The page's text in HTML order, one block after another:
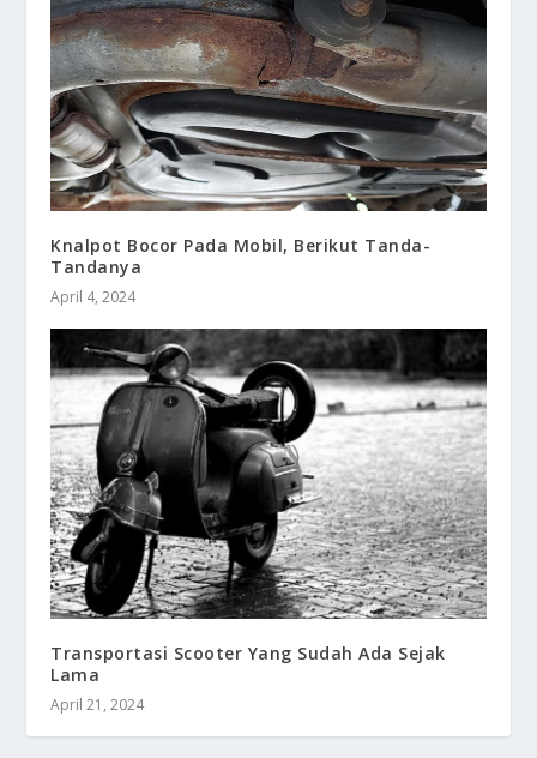
Knalpot Bocor Pada Mobil, Berikut Tanda-
Tandanya
April 4, 2024
Transportasi Scooter Yang Sudah Ada Sejak
Lama
April 21, 2024